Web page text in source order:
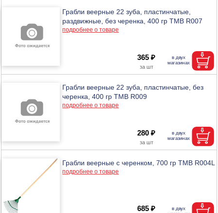
Грабли веерные 22 зуба, пластинчатые,
раздвижные, без черенка, 400 гр ТМВ R007
подробнее о товаре
365 ₽
Грабли веерные 22 зуба, пластинчатые, без
черенка, 400 гр ТМВ R009
подробнее о товаре
280 ₽
Грабли веерные с черенком, 700 гр ТМВ R004L
подробнее о товаре
685 ₽